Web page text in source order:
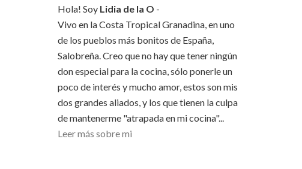
Hola! Soy Lidia de la O -
Vivo en la Costa Tropical Granadina, en uno
de los pueblos más bonitos de España,
Salobreña. Creo que no hay que tener ningún
don especial para la cocina, sólo ponerle un
poco de interés y mucho amor, estos son mis
dos grandes aliados, y los que tienen la culpa
de mantenerme "atrapada en mi cocina"...
Leer más sobre mi